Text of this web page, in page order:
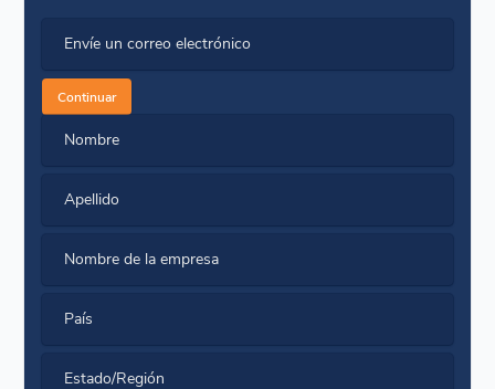
Envíe un correo electrónico
Continuar
Nombre
Apellido
Nombre de la empresa
País
Estado/Región